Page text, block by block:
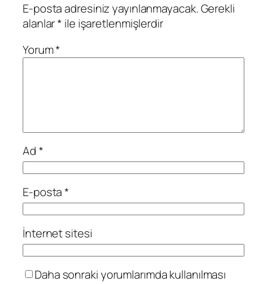
E-posta adresiniz yayınlanmayacak.Gerekli
alanlar* ile işaretlenmişlerdir
Yorum*
Ad*
E-posta*
İnternet sitesi
Daha sonraki yorumlarımda kullanılması